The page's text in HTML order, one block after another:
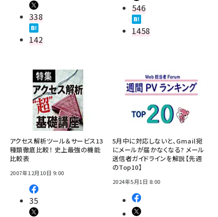
338
142
546
1458
アクセス解析ツール＆サービス13
種類徹底比較！ 史上最強の機能
比較表
2007年12月10日 9:00
35
5月中に対応しないと、Gmail宛
にメールが届かなくなる? メール
送信者ガイドラインを解説【先週
のTop10】
2024年5月1日 8:00